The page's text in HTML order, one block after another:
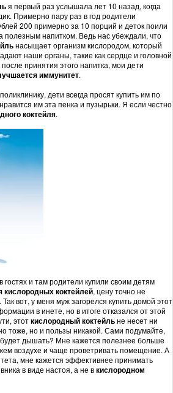
я первый раз услышала лет 10 назад, когда
Примерно пару раз в год родители
200 примерно за 10 порций и деток поили
полезным напитком. Ведь нас убеждали, что
насыщает организм кислородом, который
наши органы, такие как сердце и головной
принятия этого напитка, мои дети
иммунитет.
дети всегда просят купить им по
им эта пенка и пузырьки. Я если честно
коктейля.
и там родители купили своим детям
кислородных коктейлей, цену точно не
вот, у меня муж загорелся купить домой этот
в инете, но в итоге отказался от этой
этоткислородный коктейльне несет ни
тоже, но и пользы никакой. Сами подумайте,
будет дышать? Мне кажется полезнее больше
воздухе и чаще проветривать помещение. А
мне кажется эффективнее принимать
в виде настоя, а не вкислородном